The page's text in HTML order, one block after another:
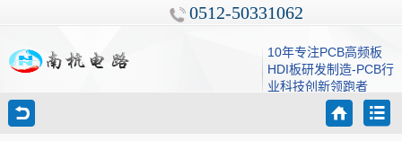
0512-50331062
10年专注PCB高频板
HDI板研发制造-PCB行
业科技创新领跑者